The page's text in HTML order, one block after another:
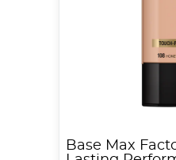
Base Max